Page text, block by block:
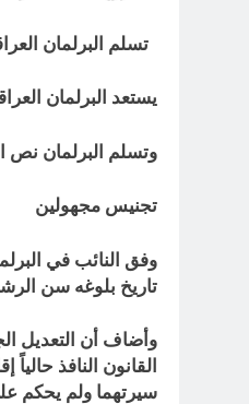
تسلم البرلمان
يستعد البرلمان
وتسلم البرلمان نص
تجنيس مجهولين
وفق النائب في
تاريخ بلوغه سن
وأضاف أن التعديل
سيرتهما ولم يحكم